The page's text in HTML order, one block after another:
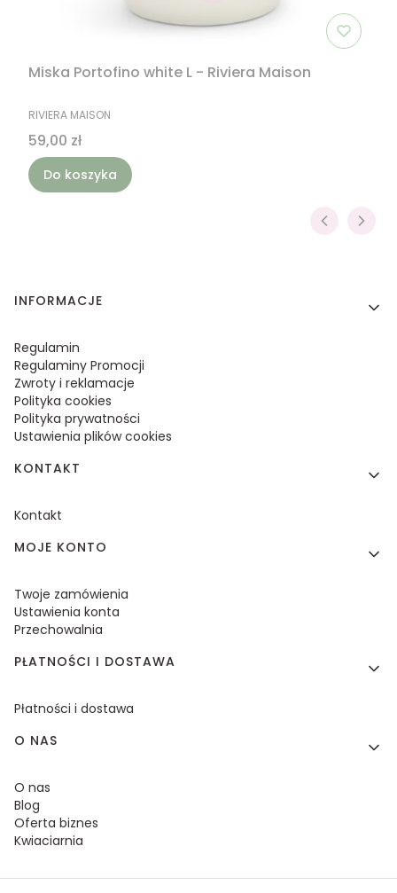
Miska Portofino white L - Riviera Maison
PRODUCENT
RIVIERA MAISON
Cena
59,00 zł
Do koszyka
Linki w stopce
INFORMACJE
Regulamin
Regulaminy Promocji
Zwroty i reklamacje
Polityka cookies
Polityka prywatności
Ustawienia plików cookies
KONTAKT
Kontakt
MOJE KONTO
Twoje zamówienia
Ustawienia konta
Przechowalnia
PŁATNOŚCI I DOSTAWA
Płatności i dostawa
O NAS
O nas
Blog
Oferta biznes
Kwiaciarnia